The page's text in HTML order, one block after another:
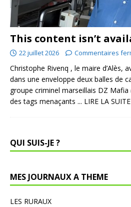
This content isn’t
22 juillet 2026 Commentaires
Christophe Rivenq , le maire d’Alès,
dans une enveloppe deux balles de
groupe criminel marseillais DZ
des tags menaçants ... LIRE LA SUITE
QUI SUIS-JE ?
MES JOURNAUX A THEME
LES RURAUX